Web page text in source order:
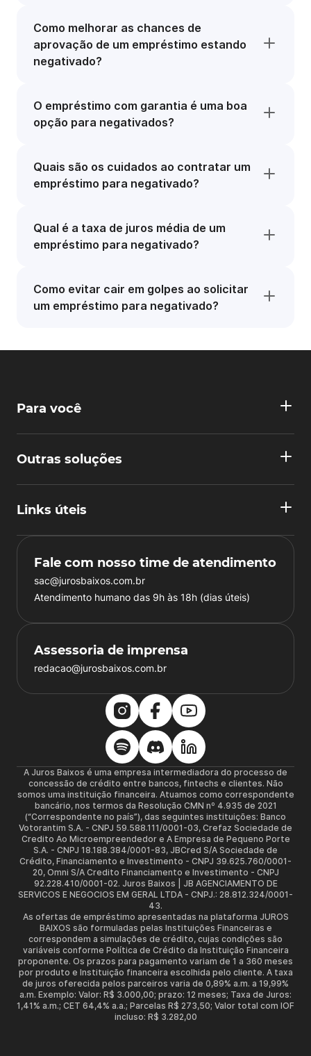
Como melhorar as chances de
aprovação de um empréstimo estando
negativado?
O empréstimo com garantia é uma boa
opção para negativados?
Quais são os cuidados ao contratar um
empréstimo para negativado?
Qual é a taxa de juros média de um
empréstimo para negativado?
Como evitar cair em golpes ao solicitar
um empréstimo para negativado?
Para você
Outras soluções
Links úteis
Fale com nosso time de atendimento
sac@jurosbaixos.com.br
Atendimento humano das 9h às 18h (dias úteis)
Assessoria de imprensa
redacao@jurosbaixos.com.br
A Juros Baixos é uma empresa intermediadora do processo de
concessão de crédito entre bancos, fintechs e clientes. Não
somos uma instituição financeira. Atuamos como correspondente
bancário, nos termos da Resolução CMN nº 4.935 de 2021
(“Correspondente no país”), das seguintes instituições: Banco
Votorantim S.A. - CNPJ 59.588.111/0001-03, Crefaz Sociedade de
Credito Ao Microempreendedor e A Empresa de Pequeno Porte
S.A. - CNPJ 18.188.384/0001-83, JBCred S/A Sociedade de
Crédito, Financiamento e Investimento - CNPJ 39.625.760/0001-
20, Omni S/A Credito Financiamento e Investimento - CNPJ
92.228.410/0001-02. Juros Baixos | JB AGENCIAMENTO DE
SERVICOS E NEGOCIOS EM GERAL LTDA - CNPJ.: 28.812.324/0001-
43.
As ofertas de empréstimo apresentadas na plataforma JUROS
BAIXOS são formuladas pelas Instituições Financeiras e
correspondem a simulações de crédito, cujas condições são
variáveis conforme Política de Crédito da Instituição Financeira
proponente. Os prazos para pagamento variam de 1 a 360 meses
por produto e Instituição financeira escolhida pelo cliente. A taxa
de juros oferecida pelos parceiros varia de 0,89% a.m. a 19,99%
a.m. Exemplo: Valor: R$ 3.000,00; prazo: 12 meses; Taxa de Juros:
1,41% a.m.; CET 64,4% a.a.; Parcelas R$ 273,50; Valor total com IOF
incluso: R$ 3.282,00